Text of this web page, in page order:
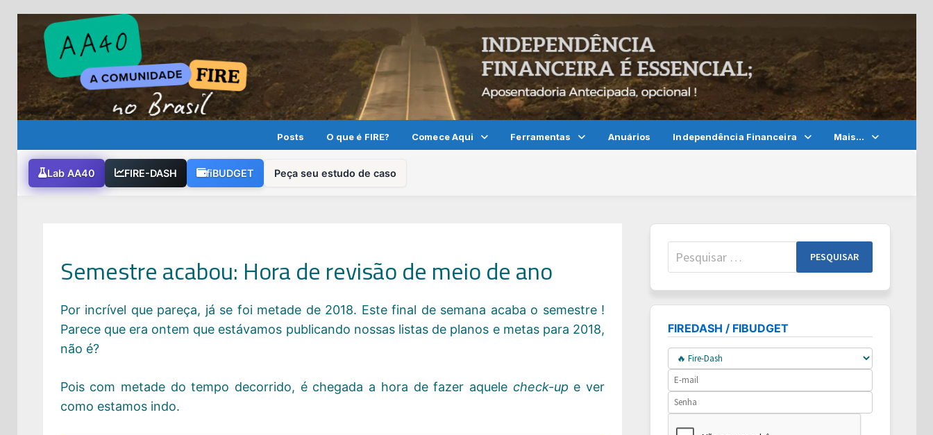
content
Posts O que é FIRE? Comece Aqui Ferramentas Anuários Independência Financeira Mais…
Lab AA40 FIRE-DASH fiBUDGET Peça seu estudo de caso
Semestre acabou: Hora de revisão de meio de ano
Por incrível que pareça, já se foi metade de 2018. Este final de semana acaba o semestre !
Parece que era ontem que estávamos publicando nossas listas de planos e metas para 2018,
não é?
Pois com metade do tempo decorrido, é chegada a hora de fazer aquele check-up e ver
como estamos indo.
Pesquisar
por:
FIREDASH / FIBUDGET